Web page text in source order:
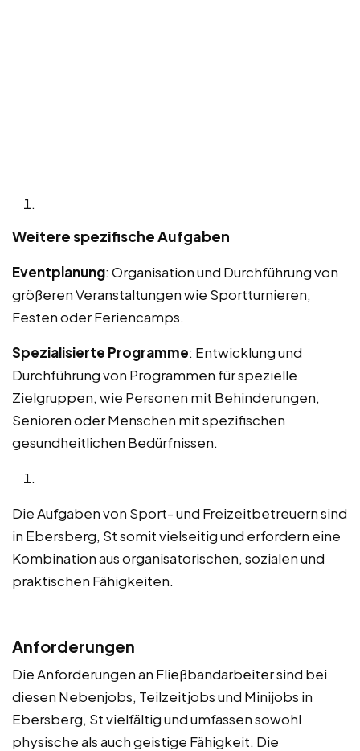
Weitere spezifische Aufgaben
Eventplanung: Organisation und Durchführung von
größeren Veranstaltungen wie Sportturnieren,
Festen oder Feriencamps.
Spezialisierte Programme: Entwicklung und
Durchführung von Programmen für spezielle
Zielgruppen, wie Personen mit Behinderungen,
Senioren oder Menschen mit spezifischen
gesundheitlichen Bedürfnissen.
Die Aufgaben von Sport- und Freizeitbetreuern sind
in Ebersberg, St somit vielseitig und erfordern eine
Kombination aus organisatorischen, sozialen und
praktischen Fähigkeiten.
Anforderungen
Die Anforderungen an Fließbandarbeiter sind bei
diesen Nebenjobs, Teilzeitjobs und Minijobs in
Ebersberg, St vielfältig und umfassen sowohl
physische als auch geistige Fähigkeit. Die